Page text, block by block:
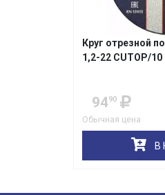
Круг отрезной
1,2-22 CUTOP/10
9490
Обычная цена
В